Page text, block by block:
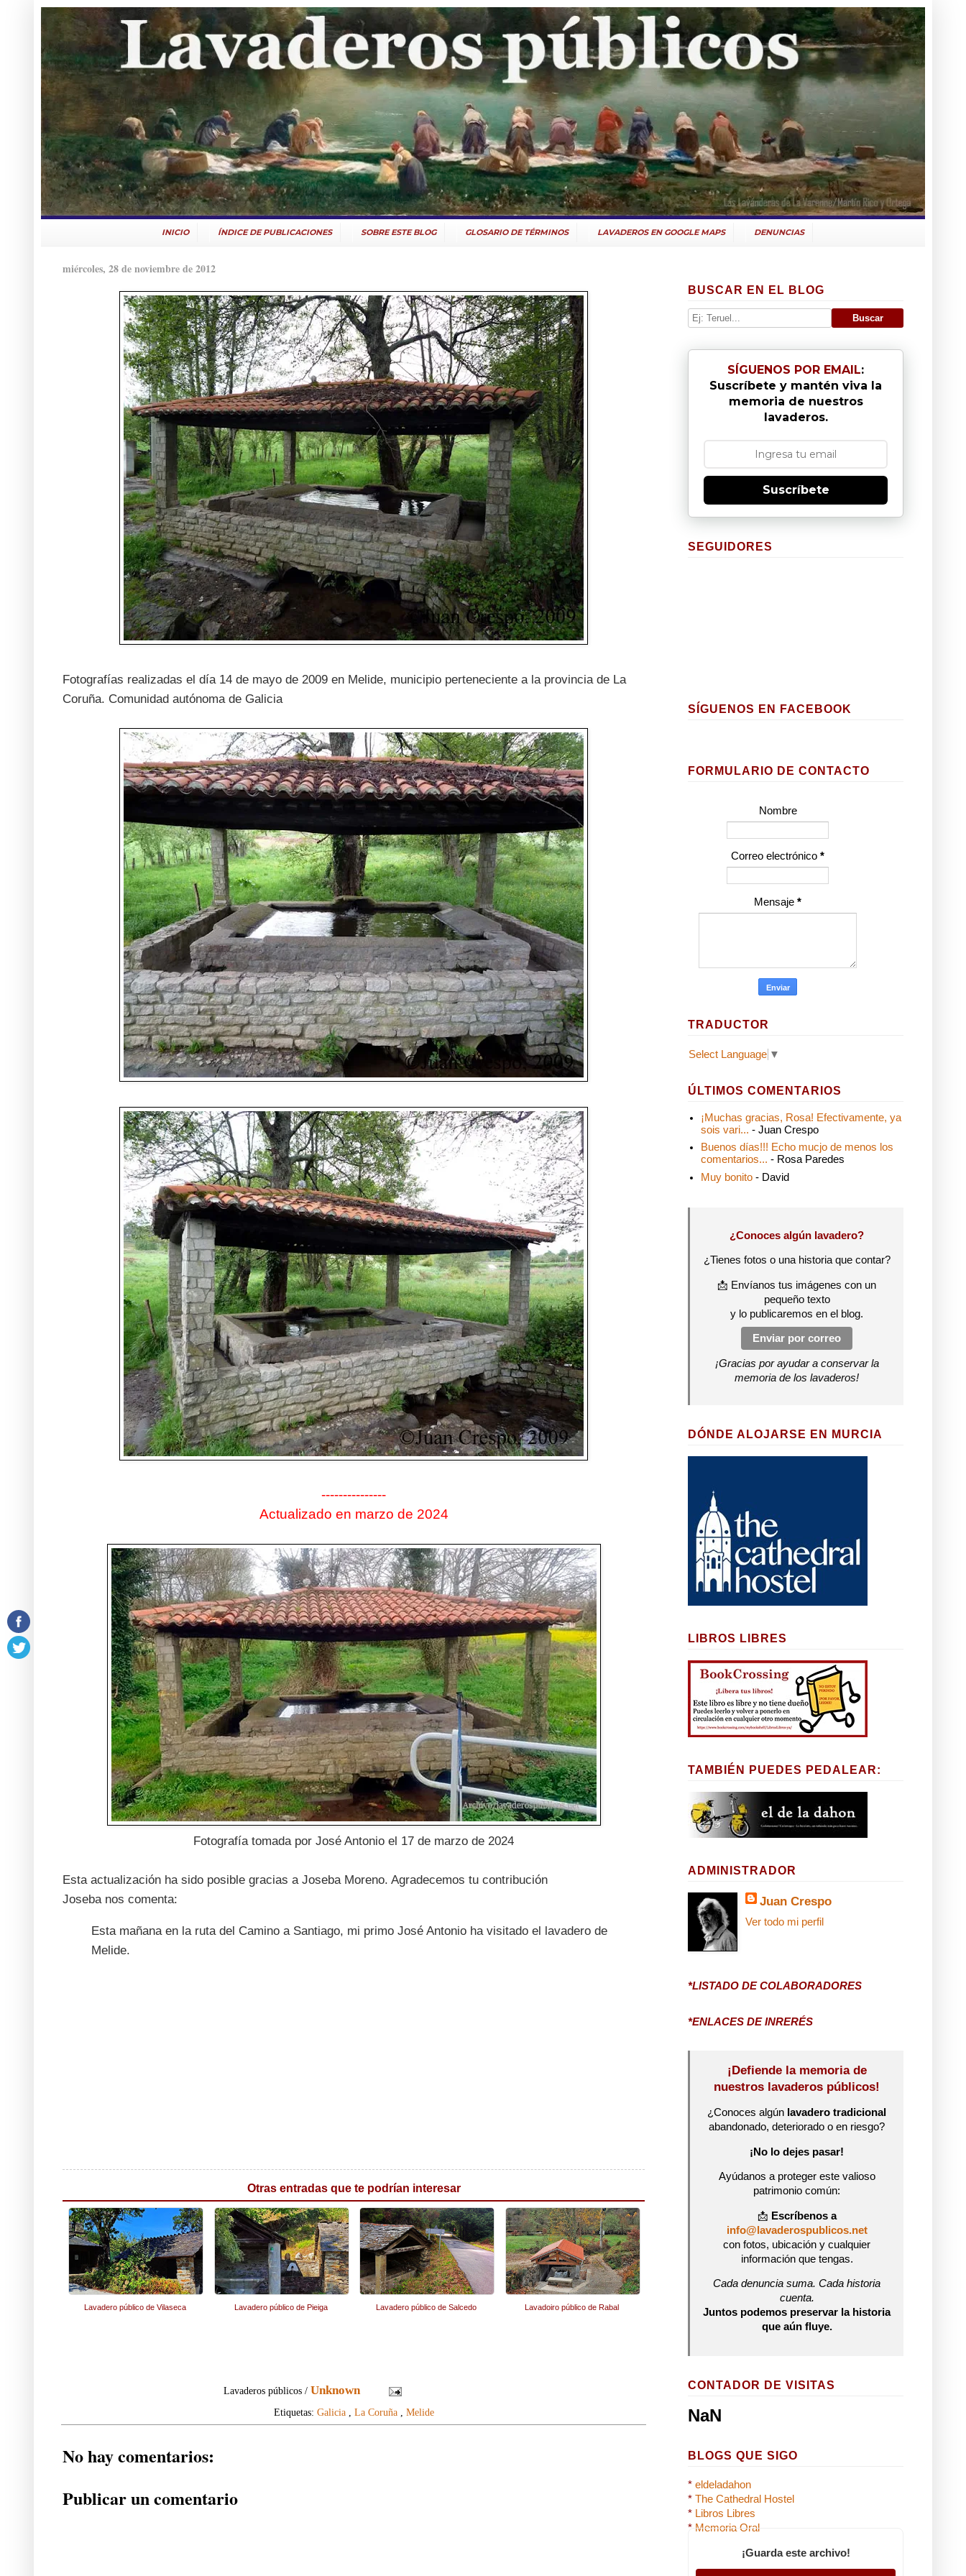
INICIO ÍNDICE DE PUBLICACIONES SOBRE ESTE BLOG GLOSARIO DE TÉRMINOS LAVADEROS EN GOOGLE MAPS DENUNCIAS
miércoles, 28 de noviembre de 2012
Fotografías realizadas el día 14 de mayo de 2009 en Melide, municipio perteneciente a la provincia de La
Coruña. Comunidad autónoma de Galicia
---------------
Actualizado en marzo de 2024
Fotografía tomada por José Antonio el 17 de marzo de 2024
Esta actualización ha sido posible gracias a Joseba Moreno. Agradecemos tu contribución
Joseba nos comenta:
Esta mañana en la ruta del Camino a Santiago, mi primo José Antonio ha visitado el lavadero de
Melide.
Otras entradas que te podrían interesar
Lavadero público de Vilaseca Lavadero público de Pieiga Lavadero público de Salcedo Lavadoiro público de Rabal
Lavaderos públicos /Unknown
Etiquetas: Galicia, La Coruña, Melide
No hay comentarios:
Publicar un comentario
BUSCAR EN EL BLOG
SÍGUENOS POR EMAIL:
Suscríbete y mantén viva la
memoria de nuestros
lavaderos.
Suscríbete
SEGUIDORES
SÍGUENOS EN FACEBOOK
FORMULARIO DE CONTACTO
Nombre
Correo electrónico *
Mensaje *
TRADUCTOR
Select Language ▼
ÚLTIMOS COMENTARIOS
¡Muchas gracias, Rosa! Efectivamente, ya
sois vari... - Juan Crespo
Buenos días!!! Echo mucjo de menos los
comentarios... - Rosa Paredes
Muy bonito - David
¿Conoces algún lavadero?
¿Tienes fotos o una historia que contar?
📩 Envíanos tus imágenes con un
pequeño texto
y lo publicaremos en el blog.
Enviar por correo
¡Gracias por ayudar a conservar la
memoria de los lavaderos!
DÓNDE ALOJARSE EN MURCIA
LIBROS LIBRES
TAMBIÉN PUEDES PEDALEAR:
ADMINISTRADOR
Juan Crespo
Ver todo mi perfil
*LISTADO DE COLABORADORES
*ENLACES DE INRERÉS
¡Defiende la memoria de
nuestros lavaderos públicos!
¿Conoces algún lavadero tradicional
abandonado, deteriorado o en riesgo?
¡No lo dejes pasar!
Ayúdanos a proteger este valioso
patrimonio común:
📩 Escríbenos a
info@lavaderospublicos.net
con fotos, ubicación y cualquier
información que tengas.
Cada denuncia suma. Cada historia
cuenta.
Juntos podemos preservar la historia
que aún fluye.
CONTADOR DE VISITAS
NaN
BLOGS QUE SIGO
* eldeladahon
* The Cathedral Hostel
* Libros Libres
* Memoria Oral
¡Guarda este archivo!